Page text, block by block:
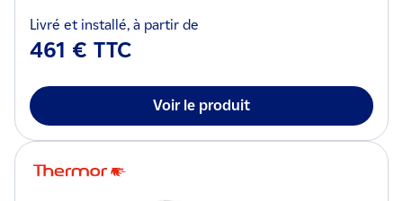
Livré et installé, à partir de
461 € TTC
Voir le produit